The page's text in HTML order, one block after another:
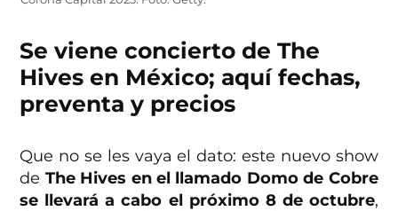
Se viene concierto de The
Hives en México; aquí fechas,
preventa y precios
Que no se les vaya el dato: este nuevo show
de The Hives en el llamado Domo de Cobre
se llevará a cabo el próximo 8 de octubre,